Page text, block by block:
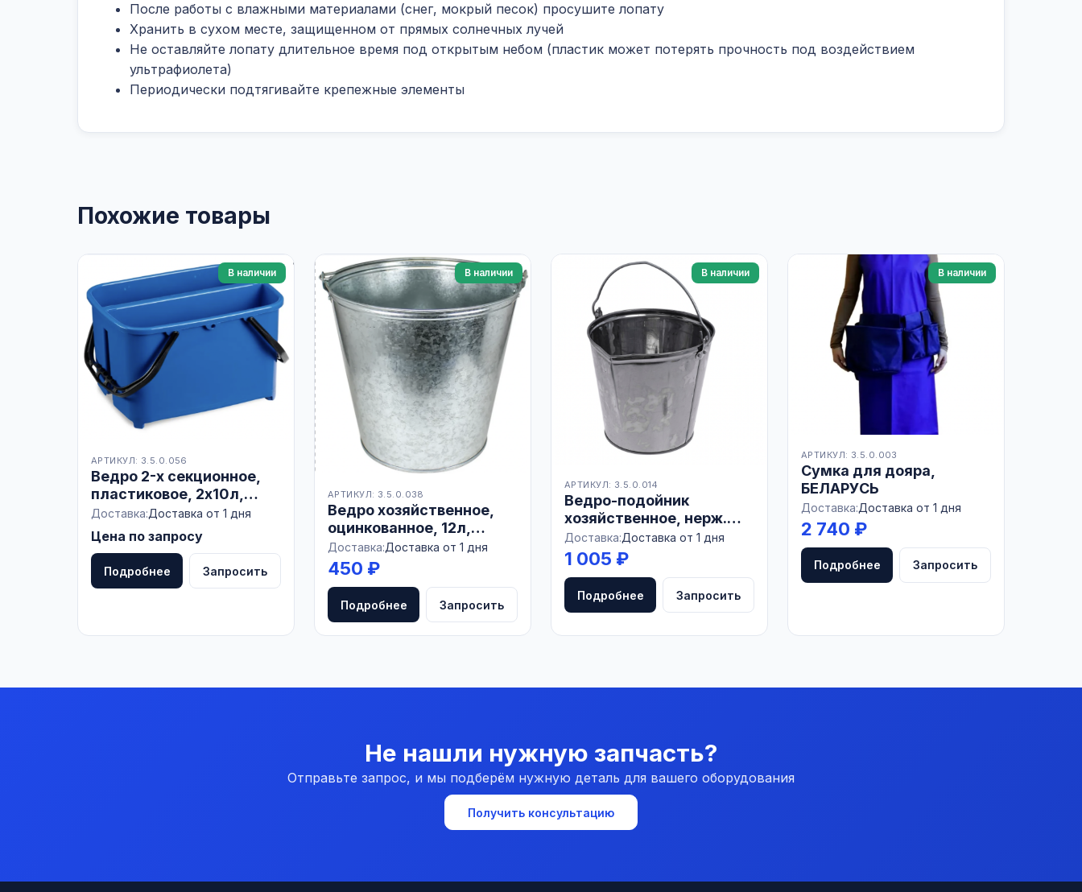
После работы с влажными материалами (снег, мокрый песок) просушите лопату
Хранить в сухом месте, защищенном от прямых солнечных лучей
Не оставляйте лопату длительное время под открытым небом (пластик может потерять прочность под воздействием
ультрафиолета)
Периодически подтягивайте крепежные элементы
Похожие товары
В наличии
АРТИКУЛ: 3.5.0.056
Ведро 2-х секционное,
пластиковое, 2х10л,
синее, ИТАЛИЯ
Доставка:Доставка от 1 дня
Цена по запросу
Подробнее Запросить
В наличии
АРТИКУЛ: 3.5.0.038
Ведро хозяйственное,
оцинкованное, 12л,
РОССИЯ
Доставка:Доставка от 1 дня
450 ₽
Подробнее Запросить
В наличии
АРТИКУЛ: 3.5.0.014
Ведро-подойник
хозяйственное, нерж.
сталь, 12л, РОССИЯ
Доставка:Доставка от 1 дня
1 005 ₽
Подробнее Запросить
В наличии
АРТИКУЛ: 3.5.0.003
Сумка для дояра,
БЕЛАРУСЬ
Доставка:Доставка от 1 дня
2 740 ₽
Подробнее Запросить
Не нашли нужную запчасть?
Отправьте запрос, и мы подберём нужную деталь для вашего оборудования
Получить консультацию